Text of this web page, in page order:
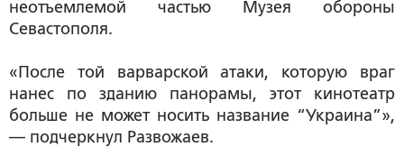
неотъемлемой частью Музея обороны
Севастополя.
«После той варварской атаки, которую враг
нанес по зданию панорамы, этот кинотеатр
больше не может носить название “Украина”»,
— подчеркнул Развожаев.